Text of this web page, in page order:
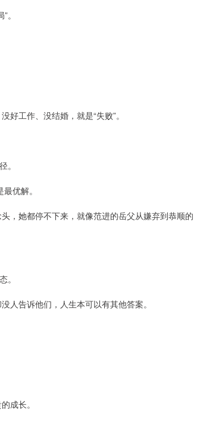
。
工作、没结婚，就是“失败”。
。
优解。
，她都停不下来，就像范进的岳父从嫌弃到恭顺的
。
人告诉他们，人生本可以有其他答案。
成长。